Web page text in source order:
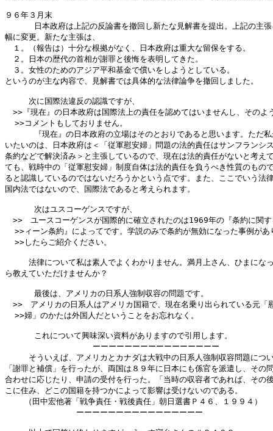
９６年３月末
日本政府は上記の反論書を撤回し新たな見解書を提出。上記の主
幅に変更。新たな主張は、
１。（報告は）十分な根拠がなく、日本政府は重大な留保をする。
２。日本の歴代の首相が謝罪と後悔を表明してきた。
３。女性のためのアジア平和基金で償いをしようとしている。
というのが主な内容で、見解書では具体的な法律論争を撤回しました。
次に国際法違反の認識ですが、
>>『現在』の日本政府は国際法上の責任を認めてはいませんし、そのよ
  >>コメントもしておりません。
『現在』の日本政府の立場はそのとおりであると思います。ただ
いたいのは、日本政府は＜「従軍慰安婦」問題の法的責任はサンフランシ
条約などで解決済み＞と主張しているので、現在は法的責任がないと考え
ても、戦時中の「従軍慰安婦」制度自体は法的責任を負うべき性質のもの
ると認識しているのではないだろうかという点です。また、ここでいう法
国内法ではないので、国際法であると考えられます。
      次はユスコーゲンスですが、
>>　ユースコーゲンスが国際的に確立されたのは1969年の『条約に関
>>ィーン条約』によってです。学説のみで条約が無効になった事例があ
  >>したらご紹介ください。
法律について私は素人でよくわかりません。満月上さん、ひまにな
ら教えていただけませんか？
      最後は、アメリカの日系人強制収容の問題です。
>>　アメリカの日系人はアメリカ国籍で、現在名乗り出られている元「
  >>婦」のかたは外国人だということをお忘れなく。
      これについて興味深い資料がありますので引用します。
                  ーーーーーーーーーーーーーーーー
そういえば、アメリカとカナダは大戦中の日系人強制収容問題につ
「謝罪と補償」を行ったが、両国は８９年に日本にも係官を派遣し、その
合わせに応じたり、申請の受付を行った。「当時の収容者であれば、その
こに住み、どこの国籍を持つかによって影響は受けないのである。
    （田中宏他著「戦争責任・戦後責任」朝日選書Ｐ４６、１９９４）
ーーーーーーーーーーーーーーーー